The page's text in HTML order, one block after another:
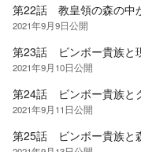
第22話 教皇領の森の中
2021年9月9日公開
第23話 ビンボー貴族と
2021年9月10日公開
第24話 ビンボー貴族と
2021年9月11日公開
第25話 ビンボー貴族と